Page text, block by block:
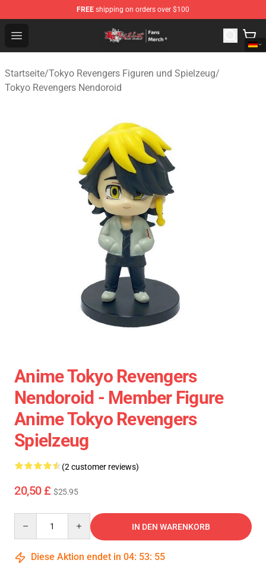
FREE shipping on orders over $100
Open menu
Tokyo Revengers Store - Official Tokyo Revengers
Startseite/Tokyo Revengers Figuren und Spielzeug/
Tokyo Revengers Nendoroid
Anime Tokyo Revengers
Nendoroid - Member Figure
Anime Tokyo Revengers
Spielzeug
(2 customer reviews)
20,50 £ $25.95
IN DEN WARENKORB
Diese Aktion endet in 04: 53: 54